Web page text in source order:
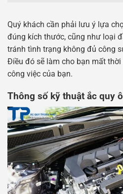
Quý khách cần phải lưu ý lựa
đúng kích thước, cũng như loại
tránh tình trạng không đủ công
Điều đó sẽ làm cho bạn mất
công việc của bạn.
Thông số kỹ thuật ắc quy